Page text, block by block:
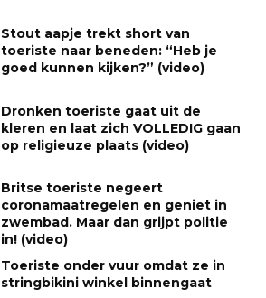
Stout aapje trekt short van
toeriste naar beneden: “Heb je
goed kunnen kijken?” (video)
Dronken toeriste gaat uit de
kleren en laat zich VOLLEDIG gaan
op religieuze plaats (video)
Britse toeriste negeert
coronamaatregelen en geniet in
zwembad. Maar dan grijpt politie
in! (video)
Toeriste onder vuur omdat ze in
stringbikini winkel binnengaat